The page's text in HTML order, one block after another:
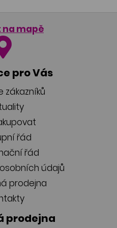
mapě
pro Vás
zákazníků
řád
řád
údajů
prodejna
prodejna